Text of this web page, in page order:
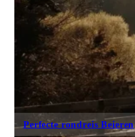
Perfecte rondreis Beieren